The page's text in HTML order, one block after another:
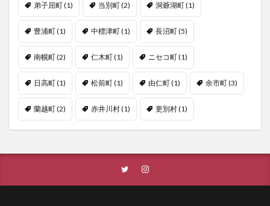
弟子屈町(1) 当別町(2) 洞爺湖町(1)
豊浦町(1) 中標津町(1) 長沼町(5)
南幌町(2) 仁木町(1) ニセコ町(1)
日高町(1) 松前町(1) 由仁町(1) 余市町(3)
蘭越町(2) 赤井川村(1) 更別村(1)